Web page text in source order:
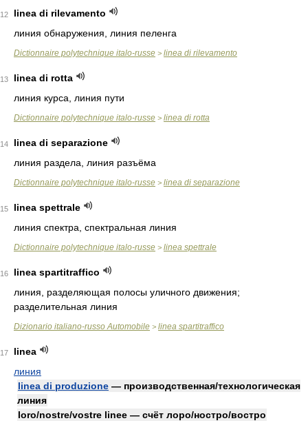
12
linea di rilevamento
линия обнаружения, линия пеленга
Dictionnaire polytechnique italo-russe > linea di rilevamento
13
linea di rotta
линия курса, линия пути
Dictionnaire polytechnique italo-russe > linea di rotta
14
linea di separazione
линия раздела, линия разъёма
Dictionnaire polytechnique italo-russe > linea di separazione
15
linea spettrale
линия спектра, спектральная линия
Dictionnaire polytechnique italo-russe > linea spettrale
16
linea spartitraffico
линия, разделяющая полосы уличного движения;
разделительная линия
Dizionario italiano-russo Automobile > linea spartitraffico
17
linea
линия
linea di produzione — производственная/технологическая
линия
loro/nostre/vostre linee — счёт лоро/ностро/востро